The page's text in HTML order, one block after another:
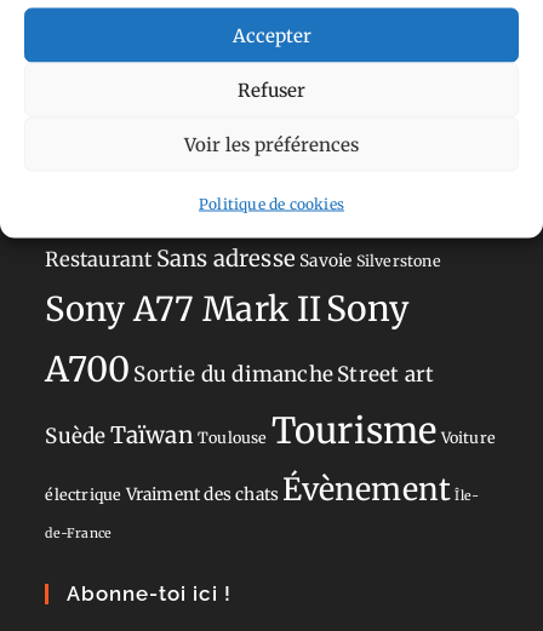
Accepter
Refuser
Voir les préférences
Politique de cookies
perchéCircuitDanemarkEspagne
Academy Hauts-de-France Hébergement JaponJournées
Olympus OM-D E-M5
ParisPays-BasPays Basque
Restaurant Sans adresse Savoie Silverstone
Sony A77 Mark IISony
A700 Sortie du dimancheStreet art
SuèdeTaïwan Toulouse Tourisme Voiture
électrique Vraiment des chats Évènement Île-
de-France
Abonne-toi ici !